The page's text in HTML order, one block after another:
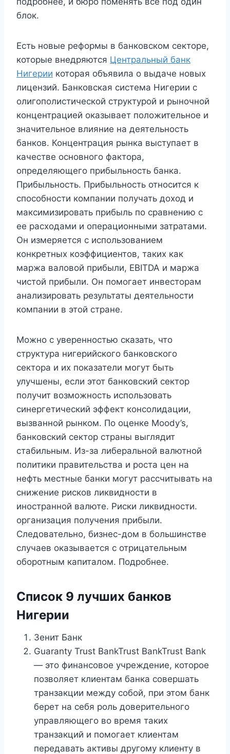
блок.
Есть новые реформы в банковском секторе,
которые внедряются Центральный банк
Нигерии которая объявила о выдаче новых
лицензий. Банковская система Нигерии с
олигополистической структурой и рыночной
концентрацией оказывает положительное и
значительное влияние на деятельность
банков. Концентрация рынка выступает в
качестве основного фактора,
определяющего прибыльность банка.
Прибыльность. Прибыльность относится к
способности компании получать доход и
максимизировать прибыль по сравнению с
ее расходами и операционными затратами.
Он измеряется с использованием
конкретных коэффициентов, таких как
маржа валовой прибыли, EBITDA и маржа
чистой прибыли. Он помогает инвесторам
анализировать результаты деятельности
компании в этой стране.
Можно с уверенностью сказать, что
структура нигерийского банковского
сектора и их показатели могут быть
улучшены, если этот банковский сектор
получит возможность использовать
синергетический эффект консолидации,
вызванной рынком. По оценке Moody’s,
банковский сектор страны выглядит
стабильным. Из-за либеральной валютной
политики правительства и роста цен на
нефть местные банки могут рассчитывать на
снижение рисков ликвидности в
иностранной валюте. Риски ликвидности.
организация получения прибыли.
Следовательно, бизнес-дом в большинстве
случаев оказывается с отрицательным
оборотным капиталом. Подробнее.
Список 9 лучших банков
Нигерии
Зенит Банк
Guaranty Trust BankTrust BankTrust Bank
— это финансовое учреждение, которое
позволяет клиентам банка совершать
транзакции между собой, при этом банк
берет на себя роль доверительного
управляющего во время таких
транзакций и помогает клиентам
передавать активы другому клиенту в